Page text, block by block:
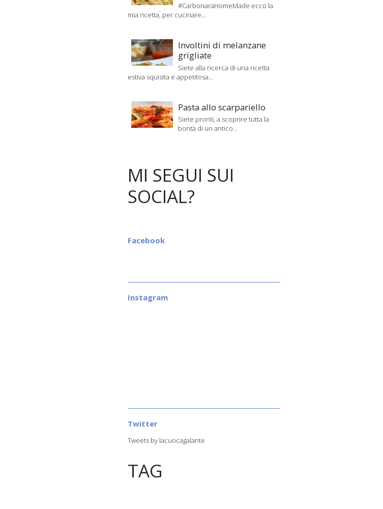
#CarbonaraHomeMade ecco la
mia ricetta, per cucinare...
Involtini di melanzane
grigliate
Siete alla ricerca di una ricetta
estiva squisita e appetitosa...
Pasta allo scarpariello
Siete pronti, a scoprire tutta la
bontà di un antico...
MI SEGUI SUI
SOCIAL?
Facebook
Instagram
Twitter
Tweets by lacuocagalante
TAG